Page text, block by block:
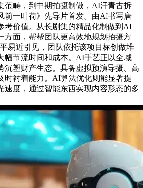
范畴，到中期拍摄制做，AI汗青古拆
前一叶荷》先导片首发。由AI书写唐
考价值。从长剧集的精品化制做到AI
方面，帮帮团队更高效地规划拍摄方
易近引见，团队依托该项目标创做堆
幅节流时间和成本。AI手艺正以全域
沉塑财产生态。具备虚拟预演导摄、高
时衬着能力。AI算法优化则能显著提
速度，通过智能东西实现内容形态的多